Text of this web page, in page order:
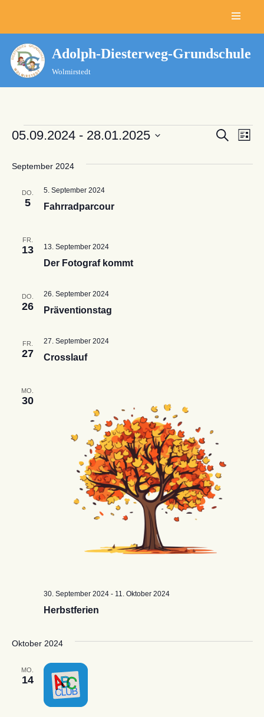
Zum
Inhalt
springen
Adolph-Diesterweg-Grundschule
Wolmirstedt
Suche
Liste
05.09.2024 - 28.01.2025
wählen.
September 2024
DO.
5 Fahrradparcour
5. September 2024
FR.
13
Der Fotograf kommt
13. September 2024
DO.
26 Präventionstag
26. September 2024
FR.
27 Crosslauf
27. September 2024
MO.
30
Herbstferien
30. September 2024- 11. Oktober 2024
Oktober 2024
MO.
14